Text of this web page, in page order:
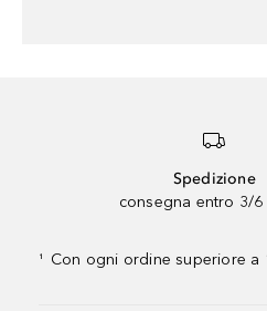
Spedizione
consegna entro 3/
¹ Con ogni ordine superiore a